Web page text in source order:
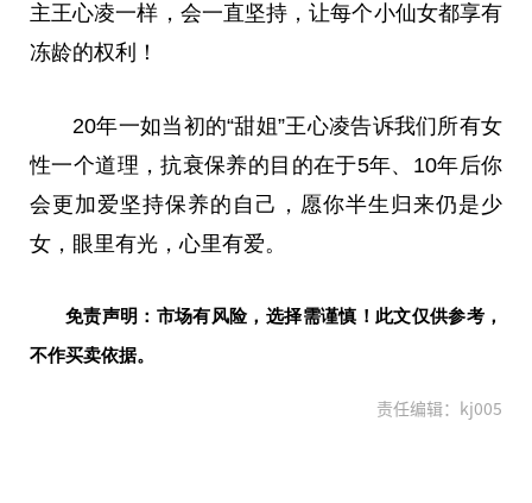
主王心凌一样，会一直坚持，让每个小仙女都享有
冻龄的权利！
20年一如当初的“甜姐”王心凌告诉我们所有女
性一个道理，抗衰保养的目的在于5年、10年后你
会更加爱坚持保养的自己，愿你半生归来仍是少
女，眼里有光，心里有爱。
免责声明：市场有风险，选择需谨慎！此文仅供参考，
不作买卖依据。
责任编辑：kj005